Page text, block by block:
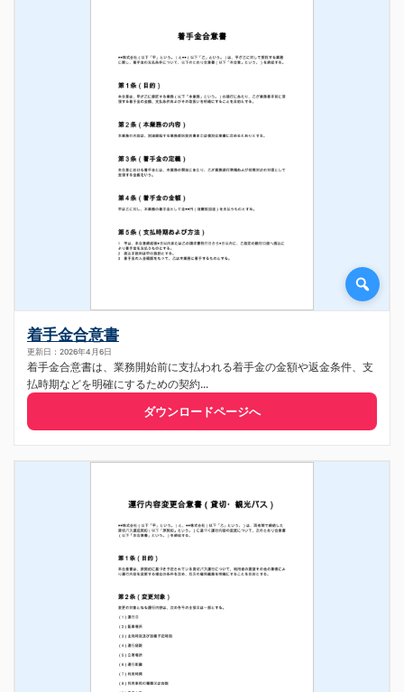
着手金合意書
更新日：2026年4月6日
着手金合意書は、業務開始前に支払われる着手金の金額や返金条件、支
払時期などを明確にするための契約...
ダウンロードページへ